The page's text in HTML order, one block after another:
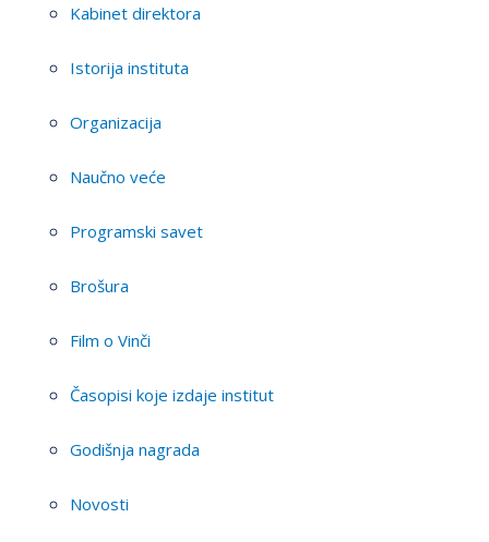
Kabinet direktora
Istorija instituta
Organizacija
Naučno veće
Programski savet
Brošura
Film o Vinči
Časopisi koje izdaje institut
Godišnja nagrada
Novosti